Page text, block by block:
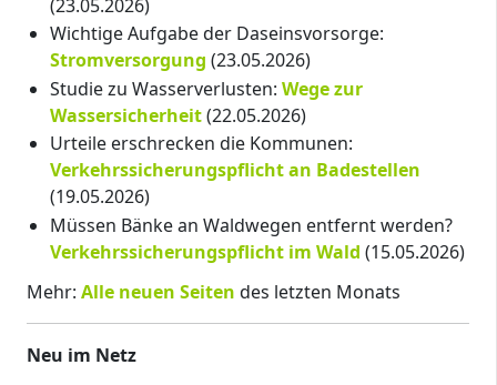
(23.05.2026)
Wichtige Aufgabe der Daseinsvorsorge:
Stromversorgung (23.05.2026)
Studie zu Wasserverlusten: Wege zur
Wassersicherheit(22.05.2026)
Urteile erschrecken die Kommunen:
Verkehrssicherungspflicht an Badestellen
(19.05.2026)
Müssen Bänke an Waldwegen entfernt werden?
Verkehrssicherungspflicht im Wald (15.05.2026)
Mehr: Alle neuen Seiten des letzten Monats
Neu im Netz